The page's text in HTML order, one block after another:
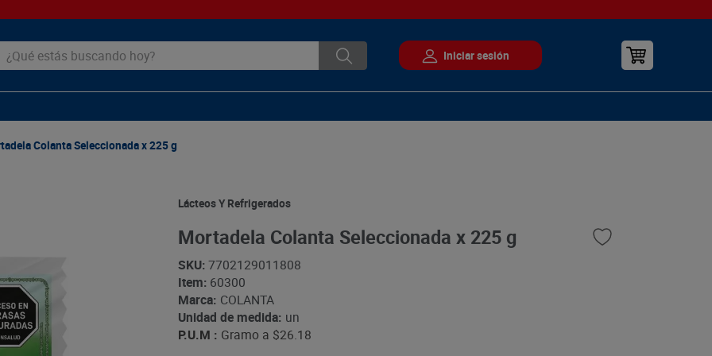
estás buscando hoy?
Colanta Seleccionada x 225 g
Lácteos Y Refrigerados
Mortadela Colanta Seleccionada x 225 g
SKU: 7702129011808
Item: 60300
Marca: COLANTA
Unidad de medida: un
P.U.M : Gramo a $26.18